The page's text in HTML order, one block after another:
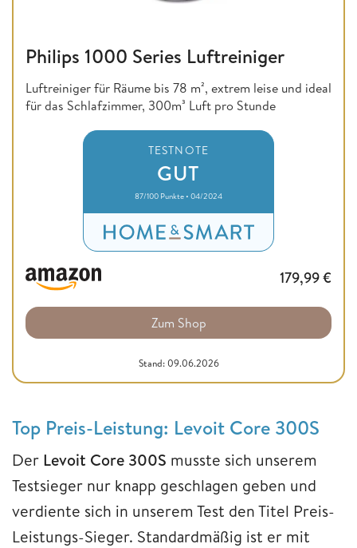
Philips 1000 Series Luftreiniger
Luftreiniger für Räume bis 78 m², extrem leise und ideal
für das Schlafzimmer, 300m³ Luft pro Stunde
TESTNOTE
GUT
87/100 Punkte • 04/2024
179,99€
Zum Shop
Stand: 09.06.2026
Top Preis-Leistung: Levoit Core 300S
Der Levoit Core 300S musste sich unserem
Testsieger nur knapp geschlagen geben und
verdiente sich in unserem Test den Titel Preis-
Leistungs-Sieger. Standardmäßig ist er mit